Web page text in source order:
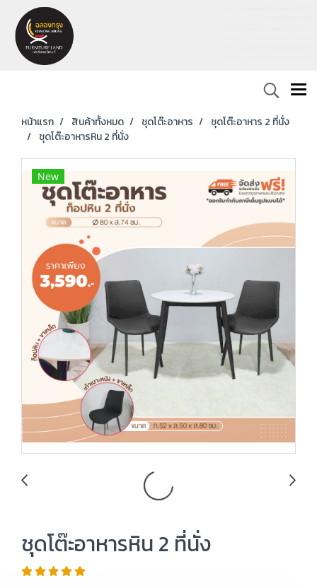
หน้าแรก สินค้าทั้งหมด ชุดโต๊ะอาหาร
ชุดโต๊ะอาหาร 2 ที่นั่ง
ชุดโต๊ะอาหารหิน 2 ที่นั่ง
New
ชุดโต๊ะอาหารหิน 2 ที่นั่ง